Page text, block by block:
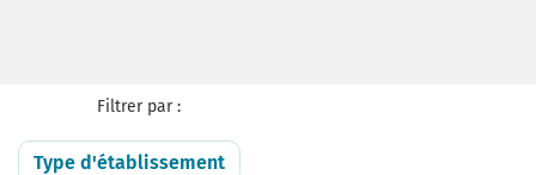
Filtrer par :
Type d'établissement